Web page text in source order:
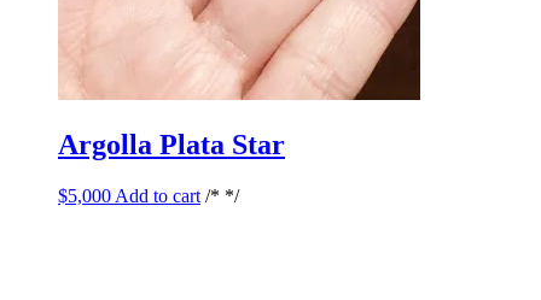
Argolla Plata Star
$5,000 Add to cart /* */